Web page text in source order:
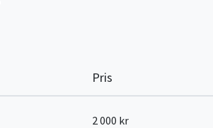
Pris
2 000 kr